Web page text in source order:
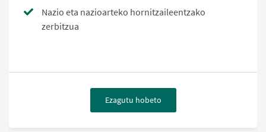
Nazio eta nazioarteko hornitzaileentzako
zerbitzua
Ezagutu hobeto